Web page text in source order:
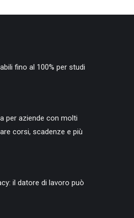
fino al 100% per studi
per aziende con molti
corsi, scadenze e più
il datore di lavoro può